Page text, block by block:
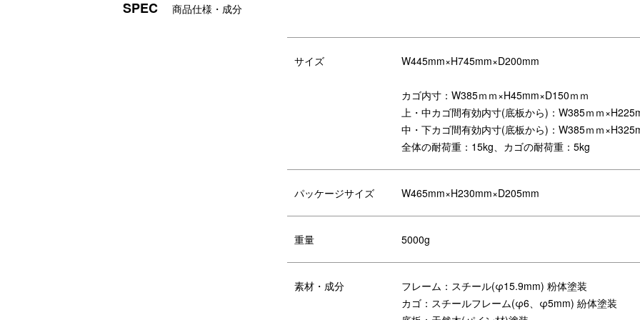
リビングやキッチン、バスルームなど、お気に入りの自転車みたいにどこでも連れて行ける、お部屋にかわいい相棒
SPEC 商品仕様・成分
サイズ W445mm×H745mm×D200mm
カゴ内寸：W385ｍｍ×H45mm×D150ｍｍ
上・中カゴ間有効内寸(底板から)：W385ｍｍ
中・下カゴ間有効内寸(底板から)：W385ｍｍ
全体の耐荷重：15kg、カゴの耐荷重：5kg
パッケージサイズ W465mm×H230mm×D205mm
重量 5000g
素材・成分
フレーム：スチール(φ15.9mm) 粉体塗装
カゴ：スチールフレーム(φ6、φ5mm) 紛体塗装